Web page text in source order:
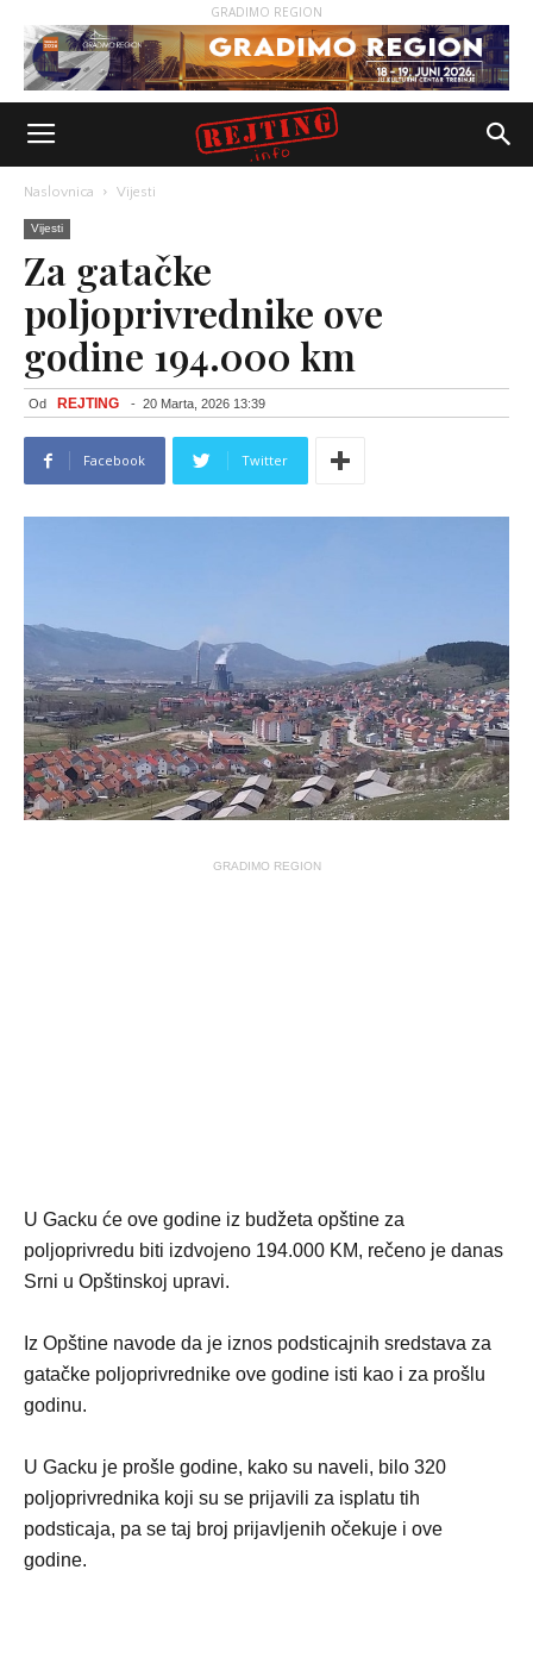
GRADIMO REGION
Naslovnica Vijesti
Vijesti
Za gatačke
poljoprivrednike ove
godine 194.000 km
Od REJTING - 20 Marta, 2026 13:39
Facebook Twitter
GRADIMO REGION
U Gacku će ove godine iz budžeta opštine za
poljoprivredu biti izdvojeno 194.000 KM, rečeno je danas
Srni u Opštinskoj upravi.
Iz Opštine navode da je iznos podsticajnih sredstava za
gatačke poljoprivrednike ove godine isti kao i za prošlu
godinu.
U Gacku je prošle godine, kako su naveli, bilo 320
poljoprivrednika koji su se prijavili za isplatu tih
podsticaja, pa se taj broj prijavljenih očekuje i ove
godine.